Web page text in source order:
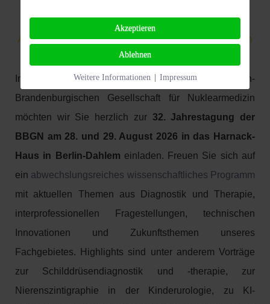
32. Jahrestagung der BBGN am 28.-29.
August 2026 im Harnack Haus Berlin Dahlem
Im Namen des Vorstandes der Berlin-
Brandenburgischen Gesellschaft für Nuklearmedizin
möchten wir Sie herzlich zur 32. Jahrestagung der
BBGN am 28. und 29. August 2026 in das Harnack-
Haus in Berlin-Dahlem einladen. Freuen Sie sich auf
ein abwechslungsreiches wissenschaftliches Programm
mit aktuellen Themen aus Diagnostik und Therapie,
interprofessionellen Fragestellungen, technischen
Innovationen und Zukunftsthemen unseres
Fachgebietes. Highlights sind unter anderem Vorträge
zur Schilddrüsendiagnostik und -therapie, zur
Nierenszintigraphie in der Kinderurologie, zu KI-
Akzeptieren
Ablehnen
Weitere Informationen Impressum